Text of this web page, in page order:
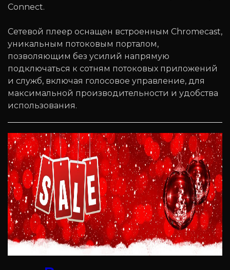
Connect.
Сетевой плеер оснащен встроенным Chromecast,
уникальным потоковым порталом,
позволяющим без усилий напрямую
подключаться к сотням потоковых приложений
и служб, включая голосовое управление, для
максимальной производительности и удобства
использования.